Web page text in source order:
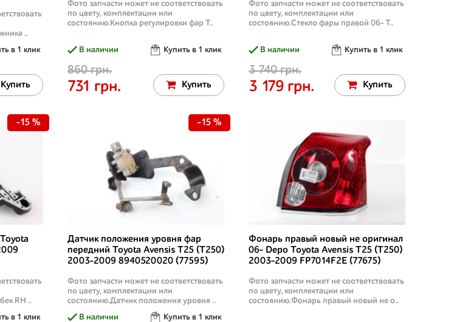
..
в 1 клик
Купить
Фото запчасти может не соответствовать
по цвету, комплектации или
состоянию.Кнопка регулировки фар T..
В наличии Купить в 1 клик
860 грн.
731 грн. Купить
Фото запчасти может не соответствовать
по цвету, комплектации или
состоянию.Стекло фары правой 06- T..
В наличии Купить в 1 клик
3 740 грн.
3 179 грн. Купить
RH ..
в 1 клик
-15 %
Датчик положения уровня фар
передний Toyota Avensis T25 (T250)
2003-2009 8940520020 (77595)
Фото запчасти может не соответствовать
по цвету, комплектации или
состоянию.Датчик положения уровня ..
В наличии
Купить в 1 клик
-15 %
Фонарь правый новый не оригинал
06- Depo Toyota Avensis T25 (T250)
2003-2009 FP7014F2E (77675)
Фото запчасти может не соответствовать
по цвету, комплектации или
состоянию.Фонарь правый новый не о..